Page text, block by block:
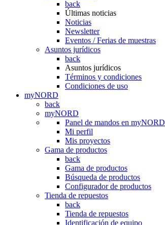
back
Últimas noticias
Noticias
Newsletter
Eventos / Ferias de muestras
Asuntos jurídicos
back
Asuntos jurídicos
Términos y condiciones
Condiciones de uso
myNORD
back
myNORD
Panel de mandos en myNORD
Mi perfil
Mis proyectos
Gama de productos
back
Gama de productos
Búsqueda de productos
Configurador de productos
Tienda de repuestos
back
Tienda de repuestos
Identificación de equipo